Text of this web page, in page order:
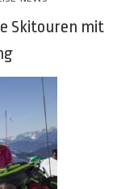
Skitouren mit